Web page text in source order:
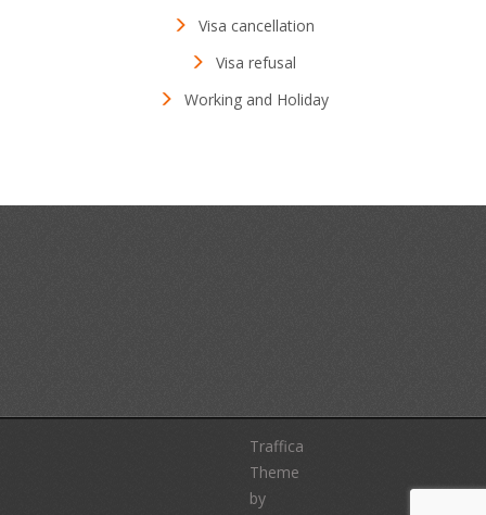
Visa cancellation
Visa refusal
Working and Holiday
Traffica
Theme
by